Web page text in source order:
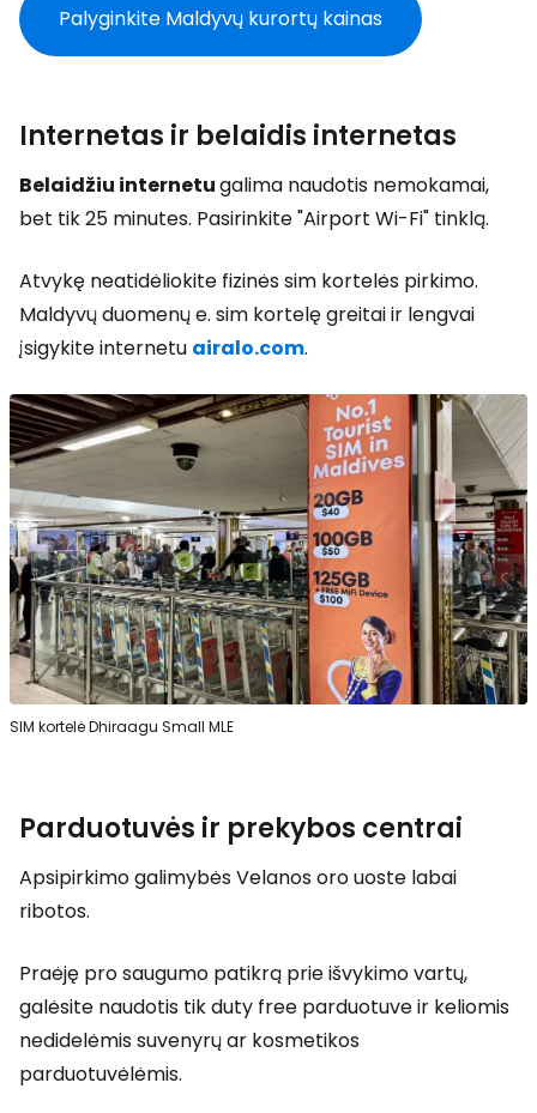
Palyginkite Maldyvų kurortų kainas
Internetas ir belaidis internetas
Belaidžiu internetugalima naudotis nemokamai,
bet tik 25 minutes. Pasirinkite "Airport Wi-Fi" tinklą.
Atvykę neatidėliokite fizinės sim kortelės pirkimo.
Maldyvų duomenų e. sim kortelę greitai ir lengvai
įsigykite internetu airalo.com.
SIM kortelė Dhiraagu Small MLE
Parduotuvės ir prekybos centrai
Apsipirkimo galimybės Velanos oro uoste labai
ribotos.
Praėję pro saugumo patikrą prie išvykimo vartų,
galėsite naudotis tikduty free parduotuve ir keliomis
nedidelėmis suvenyrų ar kosmetikos
parduotuvėlėmis.